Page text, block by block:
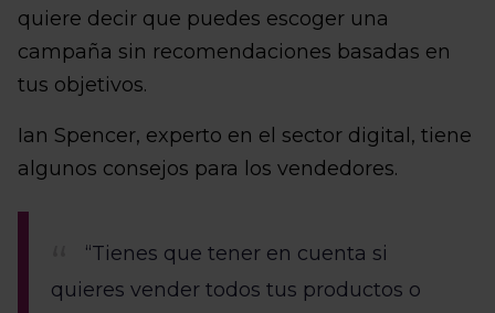
quiere decir que puedes escoger una
campaña sin recomendaciones basadas en
tus objetivos.
Ian Spencer, experto en el sector digital, tiene
algunos consejos para los vendedores.
“Tienes que tener en cuenta si
quieres vender todos tus productos o